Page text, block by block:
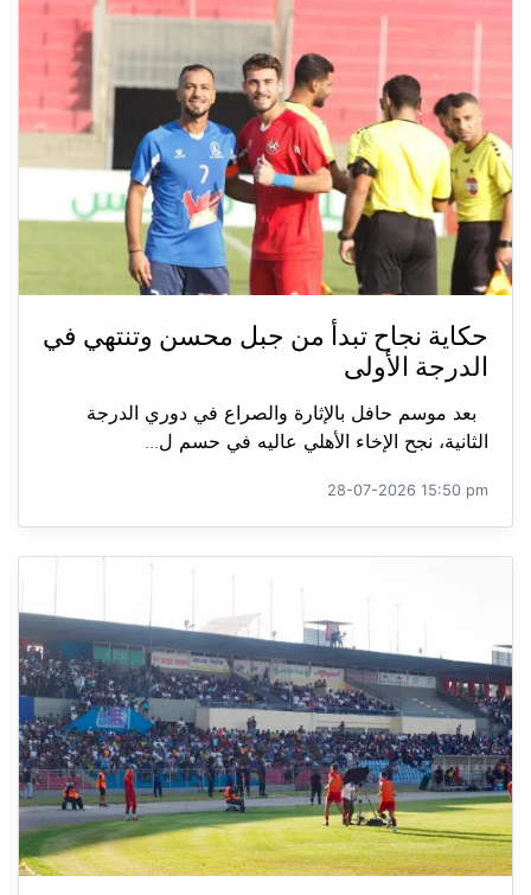
حكاية نجاح تبدأ من جبل محسن وتنتهي في
الدرجة الأولى
بعد موسم حافل بالإثارة والصراع في دوري الدرجة
الثانية، نجح الإخاء الأهلي عاليه في حسم ل...
28-07-2026 15:50 pm